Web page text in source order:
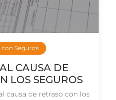
Seguros
CAUSA DE
LOS SEGUROS
causa de retraso con los